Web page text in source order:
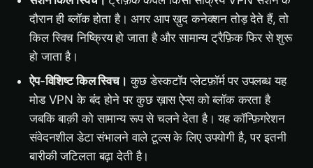
दौरान ही ब्लॉक होता है। अगर आप ख़ुद कनेक्शन तोड़ देते हैं, तो
किल स्विच निष्क्रिय हो जाता है और सामान्य ट्रैफ़िक फिर से शुरू
हो जाता है।
ऐप-विशिष्ट किल स्विच। कुछ डेस्कटॉप प्लेटफ़ॉर्म पर उपलब्ध यह
मोड VPN के बंद होने पर कुछ ख़ास ऐप्स को ब्लॉक करता है
जबकि बाक़ी को सामान्य रूप से चलने देता है। यह कॉन्फ़िगरेशन
संवेदनशील डेटा संभालने वाले टूल्स के लिए उपयोगी है, पर इतनी
बारीकी जटिलता बढ़ा देती है।